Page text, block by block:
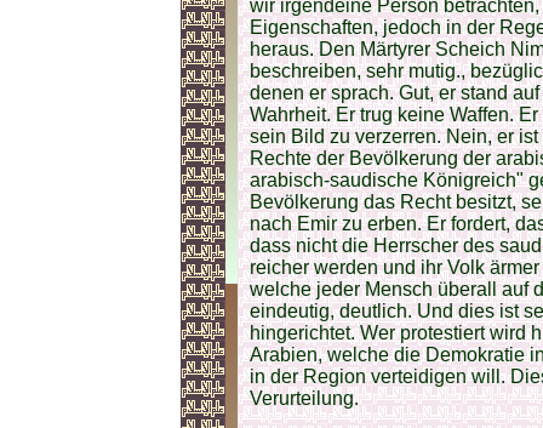
wir irgendeine Person
Eigenschaften, jedoch in der
heraus. Den Märtyrer Scheich
beschreiben, sehr mutig.,
denen er sprach. Gut, er stand
Wahrheit. Er trug keine Waffen.
sein Bild zu verzerren. Nein, er
Rechte der Bevölkerung der
arabisch-saudische Königreich"
Bevölkerung das Recht besitzt,
nach Emir zu erben. Er fordert,
dass nicht die Herrscher des
reicher werden und ihr Volk
welche jeder Mensch überall auf
eindeutig, deutlich. Und dies ist
hingerichtet. Wer protestiert wird
Arabien, welche die Demokratie
in der Region verteidigen will.
Verurteilung.